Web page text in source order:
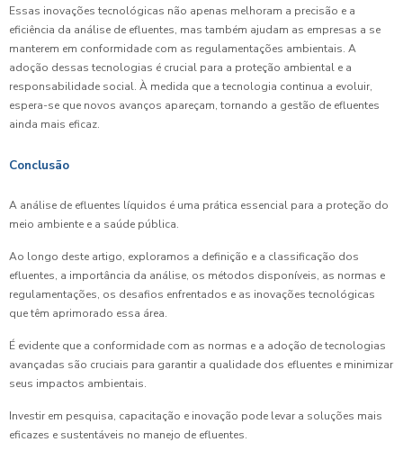
Essas inovações tecnológicas não apenas melhoram a precisão e a
eficiência da análise de efluentes, mas também ajudam as empresas a se
manterem em conformidade com as regulamentações ambientais. A
adoção dessas tecnologias é crucial para a proteção ambiental e a
responsabilidade social. À medida que a tecnologia continua a evoluir,
espera-se que novos avanços apareçam, tornando a gestão de efluentes
ainda mais eficaz.
Conclusão
A análise de efluentes líquidos é uma prática essencial para a proteção do
meio ambiente e a saúde pública.
Ao longo deste artigo, exploramos a definição e a classificação dos
efluentes, a importância da análise, os métodos disponíveis, as normas e
regulamentações, os desafios enfrentados e as inovações tecnológicas
que têm aprimorado essa área.
É evidente que a conformidade com as normas e a adoção de tecnologias
avançadas são cruciais para garantir a qualidade dos efluentes e minimizar
seus impactos ambientais.
Investir em pesquisa, capacitação e inovação pode levar a soluções mais
eficazes e sustentáveis no manejo de efluentes.